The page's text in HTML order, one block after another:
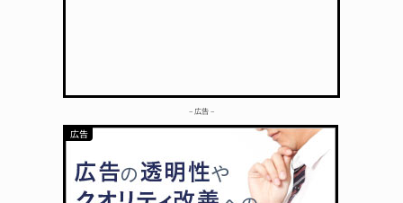
– 広告 –